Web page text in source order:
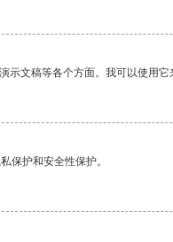
文稿等各个方面。我可以使用它
保护和安全性保护。